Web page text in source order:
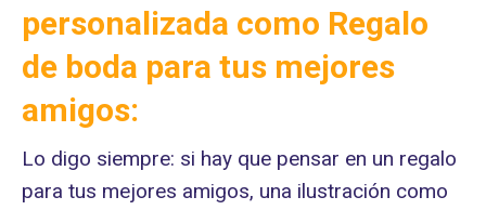
personalizada como Regalo
de boda para tus mejores
amigos:
Lo digo siempre: si hay que pensar en un regalo
para tus mejores amigos, una ilustración como